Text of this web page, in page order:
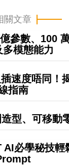
關文章
參數、100
多模態能力
速度唔同！
指南
型、可移
必學秘技輕